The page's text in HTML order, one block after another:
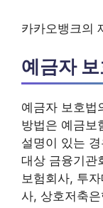
카카오뱅크의
예금자
예금자 보호법
방법은 예금보
설명이 있는
대상 금융기관
보험회사, 투
사, 상호저축